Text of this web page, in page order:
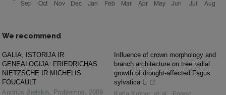
We recommend
GALIA, ISTORIJA IR
GENEALOGIJA: FRIEDRICHAS
NIETZSCHE IR MICHELIS
FOUCAULT
Andrius Bielskis
Problemos
2009
Influence of crown morphology and
branch architecture on tree radial
growth of drought-affected Fagus
sylvatica L.